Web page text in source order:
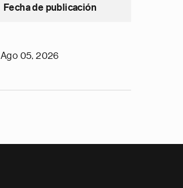
Fecha de publicación
Ago 05, 2026